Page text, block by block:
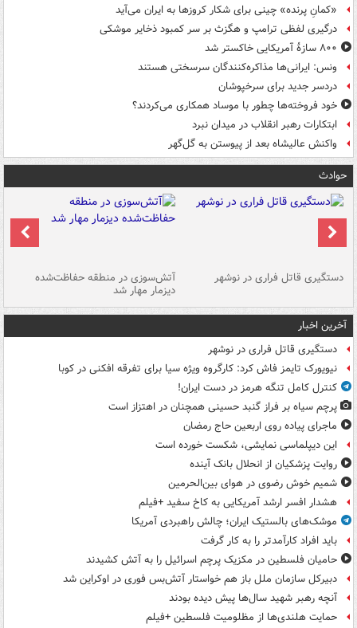
«کمانِ پرنده» چینی برای شکار کروزها به ایران می‌آید
درگیری لفظی ترامپ و هگزث بر سر کمبود ذخایر موشکی
۸۰۰ سازۀ آمریکایی خاکستر شد
ونس: ایرانی‌ها مذاکره‌کنندگان سرسختی هستند
دردسر جدید برای سرخپوشان
خود فروخته‌ها چطور با موساد همکاری می‌کردند؟
ابتکارات رهبر انقلاب در میدان نبرد
واکنش عالیشاه بعد از پیوستن به گل‌گهر
حوادث
دستگیری قاتل فراری در نوشهر آتش‌سوزی در منطقه حفاظت‌شده
دیزمار مهار شد
آخرین اخبار
دستگیری قاتل فراری در نوشهر
نیویورک تایمز فاش کرد: کارگروه ویژه سیا برای تفرقه افکنی در کوبا
کنترل کامل تنگه هرمز در دست ایران!
پرچم سیاه بر فراز گنبد حسینی همچنان در اهتزاز است
ماجرای پیاده روی اربعین حاج رمضان
این دیپلماسی نمایشی، شکست خورده است
روایت پزشکیان از انحلال بانک آینده
شمیم خوش رضوی در هوای بین‌الحرمین
هشدار افسر ارشد آمریکایی به کاخ سفید +فیلم
موشک‌های بالستیک ایران؛ چالش راهبردی آمریکا
باید افراد کارآمدتر را به کار گرفت
حامیان فلسطین در مکزیک پرچم اسرائیل را به آتش کشیدند
دبیرکل سازمان ملل باز هم خواستار آتش‌بس فوری در اوکراین شد
آنچه رهبر شهید سال‌ها پیش دیده بودند
حمایت هلندی‌ها از مظلومیت فلسطین +فیلم